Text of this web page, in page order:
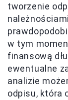
tworzenie
w tym
finansową
ewentualne
analizie
odpisu, która